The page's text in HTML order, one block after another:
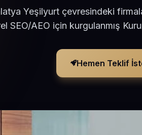
Yeşilyurt çevresindeki
SEO/AEO için kurgulanmış
Hemen Teklif